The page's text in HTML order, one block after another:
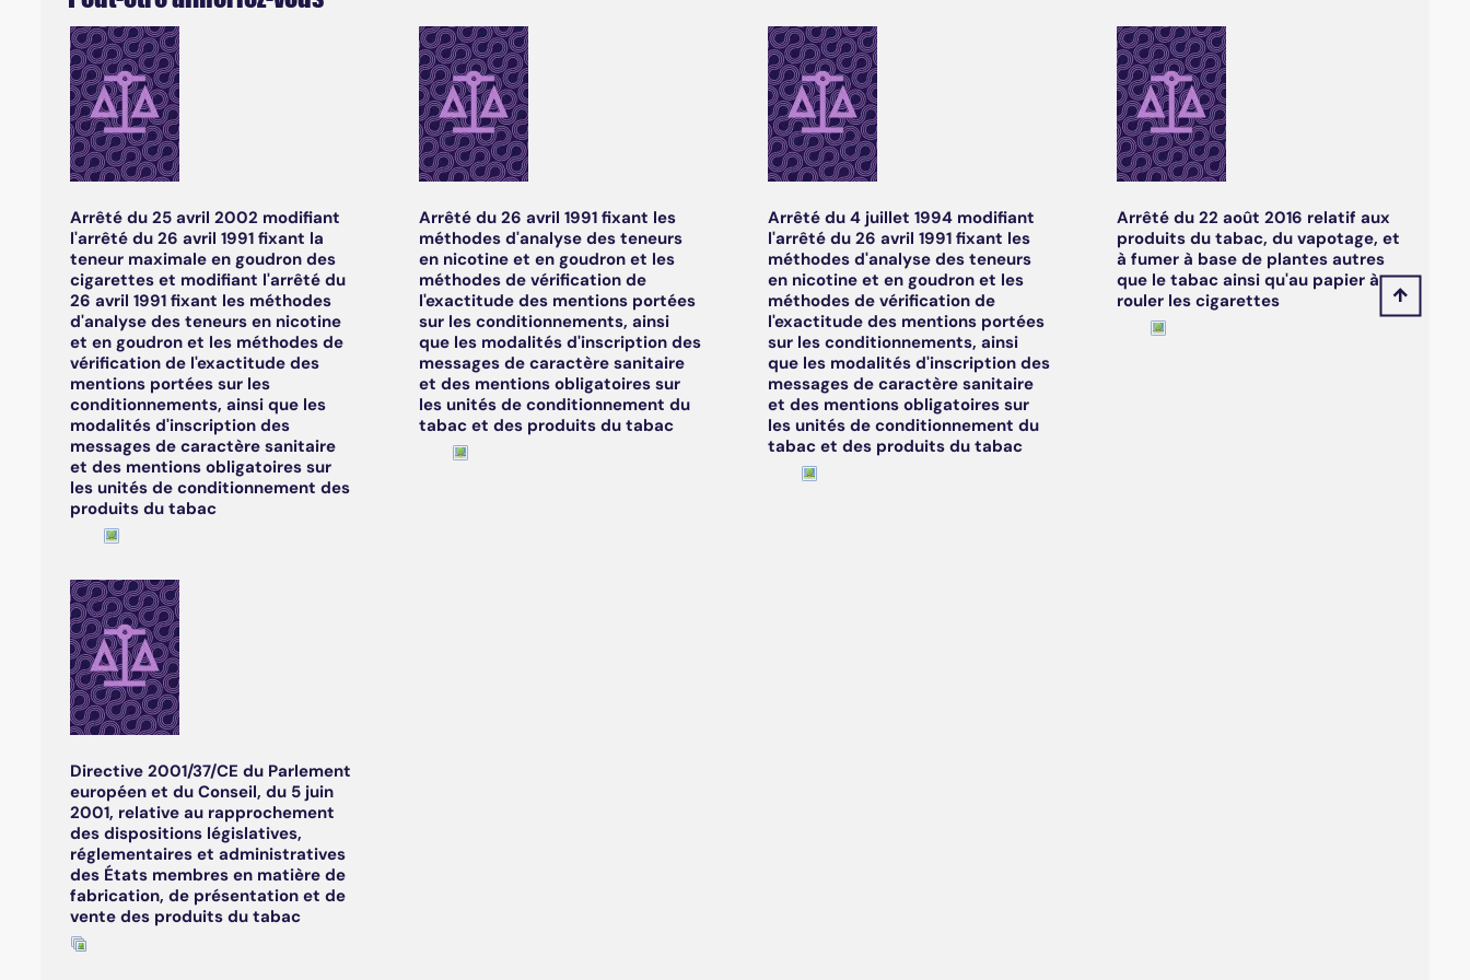
Arrêté du 25 avril 2002 modifiant
l'arrêté du 26 avril 1991 fixant la
teneur maximale en goudron des
cigarettes et modifiant l'arrêté du
26 avril 1991 fixant les méthodes
d'analyse des teneurs en nicotine
et en goudron et les méthodes de
vérification de l'exactitude des
mentions portées sur les
conditionnements, ainsi que les
modalités d'inscription des
messages de caractère sanitaire
et des mentions obligatoires sur
les unités de conditionnement des
produits du tabac
Arrêté du 26 avril 1991 fixant les
méthodes d'analyse des teneurs
en nicotine et en goudron et les
méthodes de vérification de
l'exactitude des mentions portées
sur les conditionnements, ainsi
que les modalités d'inscription des
messages de caractère sanitaire
et des mentions obligatoires sur
les unités de conditionnement du
tabac et des produits du tabac
Arrêté du 4 juillet 1994 modifiant
l'arrêté du 26 avril 1991 fixant les
méthodes d'analyse des teneurs
en nicotine et en goudron et les
méthodes de vérification de
l'exactitude des mentions portées
sur les conditionnements, ainsi
que les modalités d'inscription des
messages de caractère sanitaire
et des mentions obligatoires sur
les unités de conditionnement du
tabac et des produits du tabac
Arrêté du 22 août 2016 relatif aux
produits du tabac, du vapotage, et
à fumer à base de plantes autres
que le tabac ainsi qu'au papier à
rouler les cigarettes
Directive 2001/37/CE du Parlement
européen et du Conseil, du 5 juin
2001, relative au rapprochement
des dispositions législatives,
réglementaires et administratives
des États membres en matière de
fabrication, de présentation et de
vente des produits du tabac